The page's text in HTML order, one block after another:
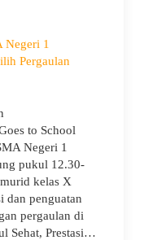
Negeri 1
Pergaulan
to School
Negeri 1
pukul 12.30-
kelas X
dan penguatan
pergaulan di
Sehat, Prestasi…